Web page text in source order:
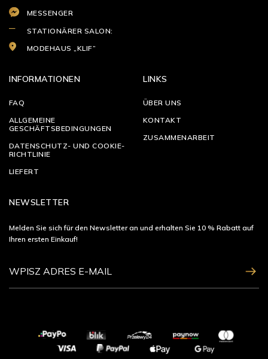
MESSENGER
STATIONÄRER SALON:
MODEHAUS „KLIF”
INFORMATIONEN
FAQ
ALLGEMEINE
GESCHÄFTSBEDINGUNGEN
DATENSCHUTZ- UND COOKIE-
RICHTLINIE
LIEFERT
LINKS
ÜBER UNS
KONTAKT
ZUSAMMENARBEIT
NEWSLETTER
Melden Sie sich für den Newsletter an und erhalten Sie 10 % Rabatt auf
Ihren ersten Einkauf!